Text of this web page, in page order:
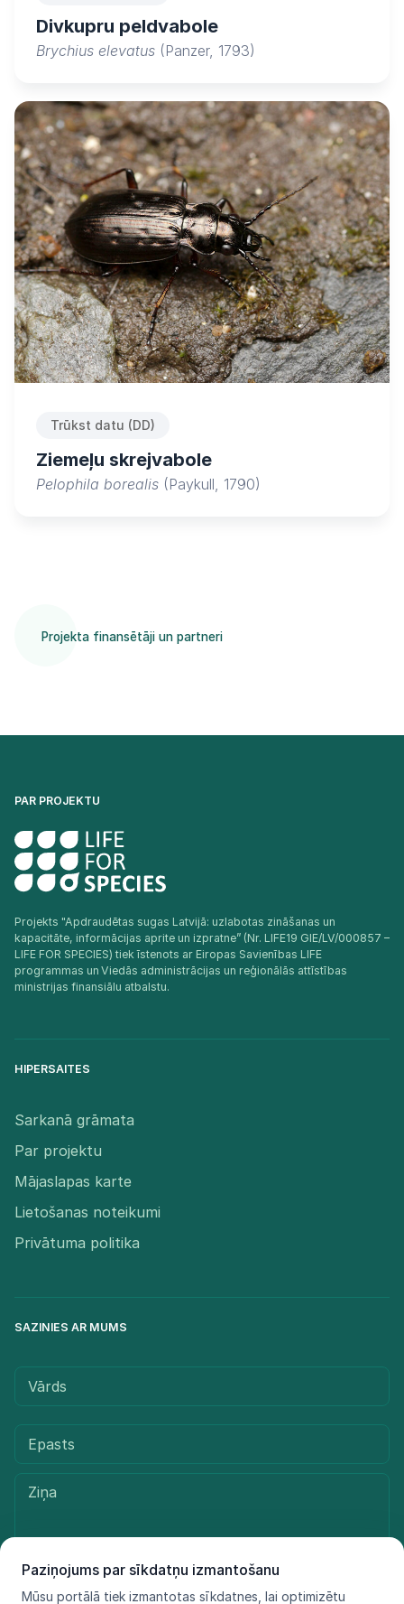
Paziņojums par sīkdatņu izmantošanu
Mūsu portālā tiek izmantotas sīkdatnes, lai optimizētu
Divkupru peldvabole
Brychius elevatus (Panzer, 1793)
Trūkst datu (DD)
Ziemeļu skrejvabole
Pelophila borealis (Paykull, 1790)
Projekta finansētāji un partneri
PAR PROJEKTU
Projekts "Apdraudētas sugas Latvijā: uzlabotas zināšanas un
kapacitāte, informācijas aprite un izpratne” (Nr. LIFE19 GIE/LV/000857 –
LIFE FOR SPECIES) tiek īstenots ar Eiropas Savienības LIFE
programmas un Viedās administrācijas un reģionālās attīstības
ministrijas finansiālu atbalstu.​
HIPERSAITES
Sarkanā grāmata
Par projektu
Mājaslapas karte
Lietošanas noteikumi
Privātuma politika
SAZINIES AR MUMS